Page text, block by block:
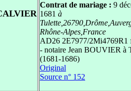
Contrat de mariage : 9
1681 à
Rhône-Alpes,France
AD26 2E7977/2Mi4769R1
- notaire Jean BOUVIER à
(1681-1686)
Original
Source n° 152